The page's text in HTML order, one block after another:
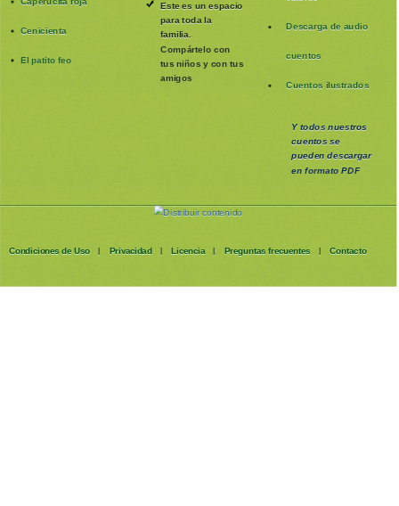
Cenicienta
El patito feo
Este es un espacio
para toda la
familia.
Compártelo con
tus niños y con tus
amigos
Descarga de audio
cuentos
Cuentos ilustrados
Y todos nuestros
cuentos se
puedendescargar
en formato PDF
Condiciones de Uso | Privacidad | Licencia | Preguntas frecuentes | Contacto